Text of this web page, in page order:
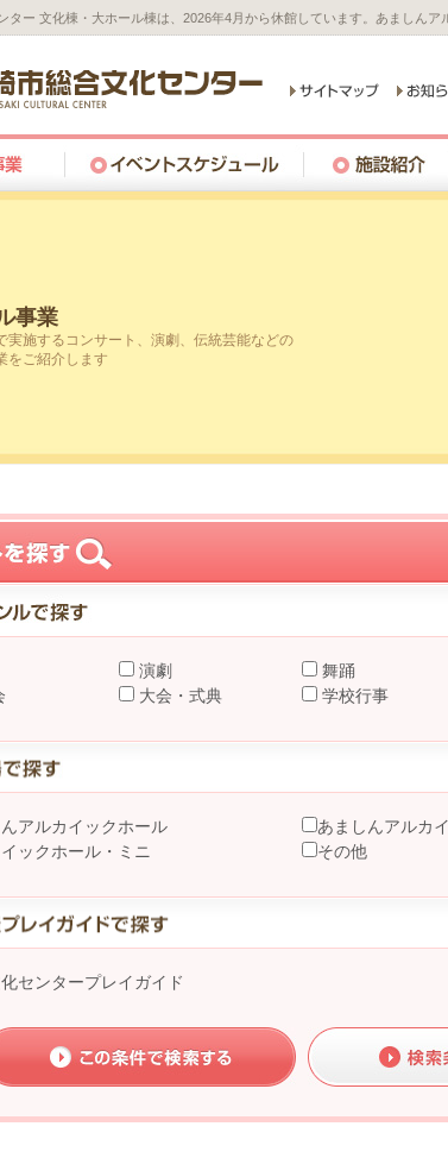
ター 文化棟・大ホール棟は、2026年4月から休館しています。あましん
事業
実施するコンサート、演劇、伝統芸能などの
をご紹介します
演劇 舞踊
大会・式典 学校行事
アルカイックホール
あましんアルカ
ックホール・ミニ
その他
センタープレイガイド